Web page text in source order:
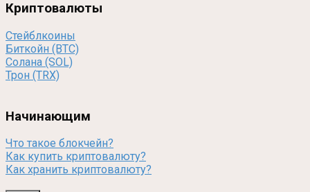
Криптовалюты
Стейблкоины
Биткойн (BTC)
Солана (SOL)
Трон (TRX)
Начинающим
Что такое блокчейн?
Как купить криптовалюту?
Как хранить криптовалюту?